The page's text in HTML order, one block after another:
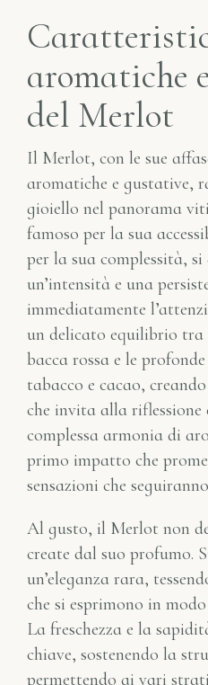
aromatiche
del Merlot
Il Merlot, con le sue
aromatiche e gustative,
gioiello nel panorama
famoso per la sua
per la sua complessità,
un’intensità e una
immediatamente
un delicato equilibrio
bacca rossa e le
tabacco e cacao,
che invita alla riflessione
complessa armonia di
primo impatto che
sensazioni che
Al gusto, il Merlot non
create dal suo profumo.
un’eleganza rara,
che si esprimono in
La freschezza e la
chiave, sostenendo la
permettendo ai vari